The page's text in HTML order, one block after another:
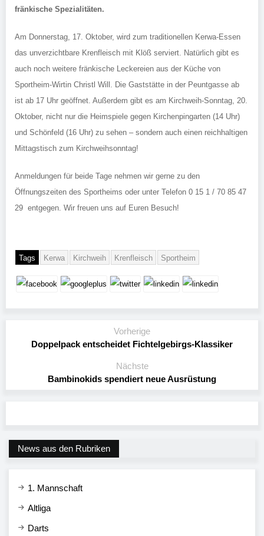
fränkische Spezialitäten.
Am Donnerstag, 17. Oktober, wird zum traditionellen Kerwa-Essen
das unverzichtbare Krenfleisch mit Klöß serviert. Natürlich gibt es
auch noch weitere fränkische Leckereien aus der Küche von
Sportheim-Wirtin Christl Will. Die Gaststätte in der Peuntgasse ab
ist ab 17 Uhr geöffnet. Außerdem gibt es am Kirchweih-Sonntag, 20.
Oktober, nicht nur die Heimspiele gegen Kirchenpingarten (14 Uhr)
und Schönfeld (16 Uhr) zu sehen – sondern auch einen reichhaltigen
Mittagstisch zum Kirchweihsonntag!
Anmeldungen für beide Tage nehmen wir gerne zu den
Öffnungszeiten des Sportheims oder unter Telefon 0 15 1 / 70 85 47
29 entgegen. Wir freuen uns auf Euren Besuch!
Tags Kerwa Kirchweih Krenfleisch Sportheim
Vorherige
Doppelpack entscheidet Fichtelgebirgs-Klassiker
Nächste
Bambinokids spendiert neue Ausrüstung
News aus den Rubriken
1. Mannschaft
Altliga
Darts